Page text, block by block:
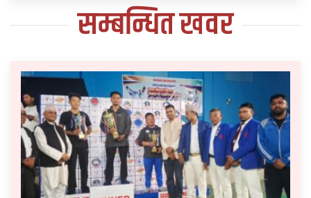
सम्बन्धित खवर